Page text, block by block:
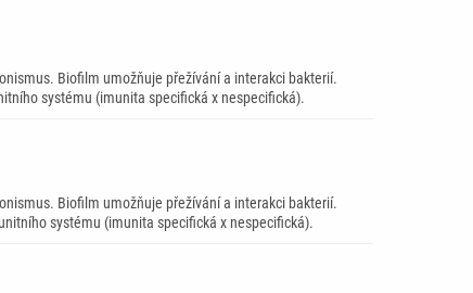
Biofilm umožňuje přežívání a interakci bakterií.
systému (imunita specifická x nespecifická).
Biofilm umožňuje přežívání a interakci bakterií.
systému (imunita specifická x nespecifická).